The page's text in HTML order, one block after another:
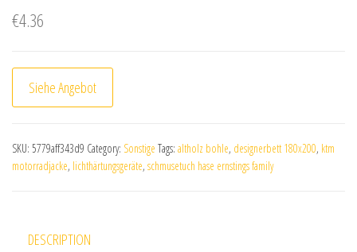
€4.36
Siehe Angebot
SKU: 5779aff343d9 Category: Sonstige Tags: altholz bohle, designerbett 180x200, ktm
motorradjacke, lichthärtungsgeräte, schmusetuch hase ernstings family
DESCRIPTION